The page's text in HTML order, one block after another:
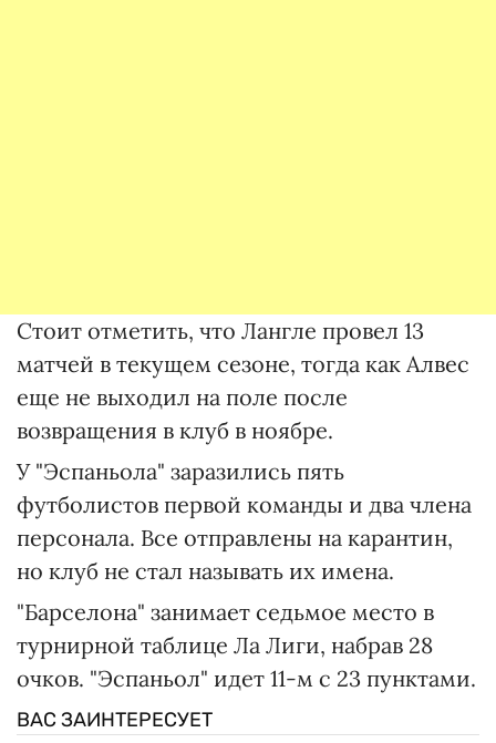
Стоит отметить, что Лангле провел 13
матчей в текущем сезоне, тогда как Алвес
еще не выходил на поле после
возвращения в клуб в ноябре.
У "Эспаньола" заразились пять
футболистов первой команды и два члена
персонала. Все отправлены на карантин,
но клуб не стал называть их имена.
"Барселона" занимает седьмое место в
турнирной таблице Ла Лиги, набрав 28
очков. "Эспаньол" идет 11-м с 23 пунктами.
ВАС ЗАИНТЕРЕСУЕТ